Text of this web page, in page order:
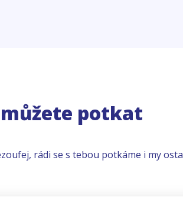
potkat
rádi se s tebou potkáme i my